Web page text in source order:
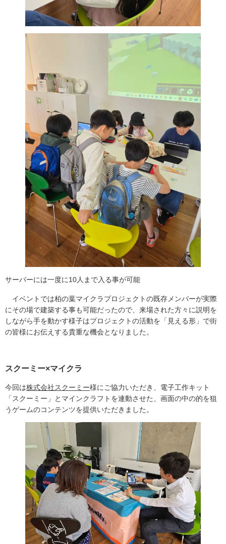
サーバーには一度に10人まで入る事が可能
イベントでは柏の葉マイクラプロジェクトの既存メンバーが実際
にその場で建築する事も可能だったので、来場された方々に説明を
しながら手を動かす様子はプロジェクトの活動を「見える形」で街
の皆様にお伝えする貴重な機会となりました。
スクーミー×マイクラ
今回は株式会社スクーミー様にご協力いただき、電子工作キット
「スクーミー」とマインクラフトを連動させた、画面の中の的を狙
うゲームのコンテンツを提供いただきました。